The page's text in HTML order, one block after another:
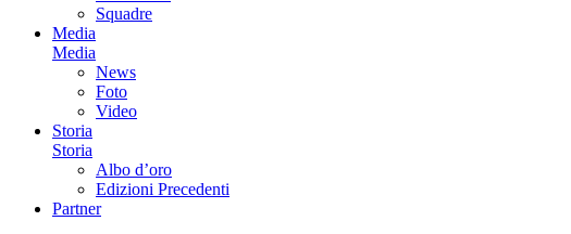
Squadre
Media
Media
News
Foto
Video
Storia
Storia
Albo d’oro
Edizioni Precedenti
Partner